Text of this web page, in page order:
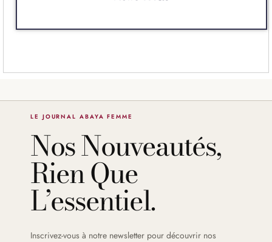
LE JOURNAL ABAYA FEMME
Nos Nouveautés,
Rien Que
L’essentiel.
Inscrivez-vous à notre newsletter pour découvrir nos